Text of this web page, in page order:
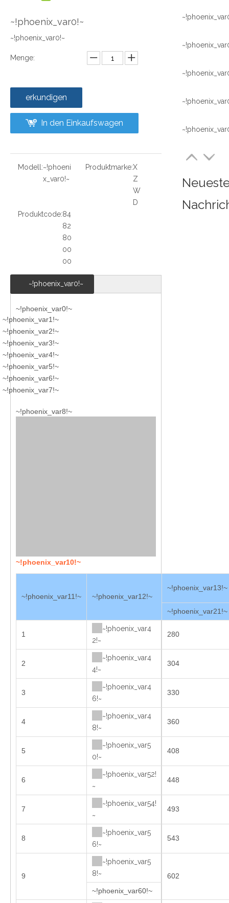
~!phoenix_var0!~
~!phoenix_var0!~
Menge:
erkundigen
In den Einkaufswagen
Modell:~!phoeni
x_var0!~
Produktmarke:X
Z
W
D
Produktcode:84
82
80
00
00
~!phoenix_var0!~
~!phoenix_var0!~
~!phoenix_var1!~
~!phoenix_var2!~
~!phoenix_var3!~
~!phoenix_var4!~
~!phoenix_var5!~
~!phoenix_var6!~
~!phoenix_var7!~
~!phoenix_var8!~
~!phoenix_var10!~
~!phoenix_var11!~ ~!phoenix_var12!~
~!phoenix_var13!~
~!phoenix_var21!~
1
~!phoenix_var4
2!~
280
2
~!phoenix_var4
4!~
304
3
~!phoenix_var4
6!~
330
4
~!phoenix_var4
8!~
360
5
~!phoenix_var5
0!~
408
6
~!phoenix_var52!
~
448
7
~!phoenix_var54!
~
493
8
~!phoenix_var5
6!~
543
9
~!phoenix_var5
8!~
602
~!phoenix_var60!~